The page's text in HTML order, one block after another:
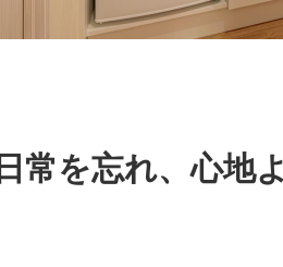
日常を忘れ、心地